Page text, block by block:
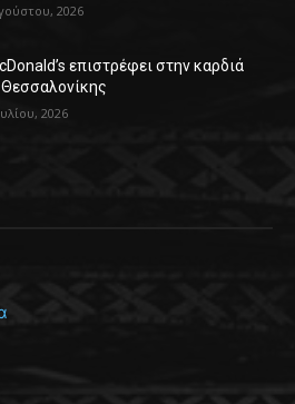
2026
επιστρέφει στην καρδιά
2026